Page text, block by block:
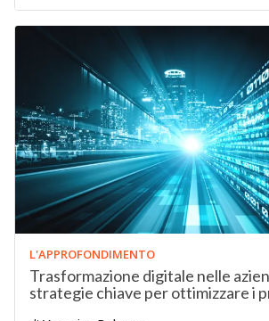
L'APPROFONDIMENTO
Trasformazione digitale nelle
strategie chiave per ottimizzare i